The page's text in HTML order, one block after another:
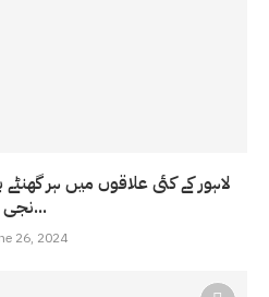
لاہور کے کئی علاقوں میں ہر
نجی...
26, 2024